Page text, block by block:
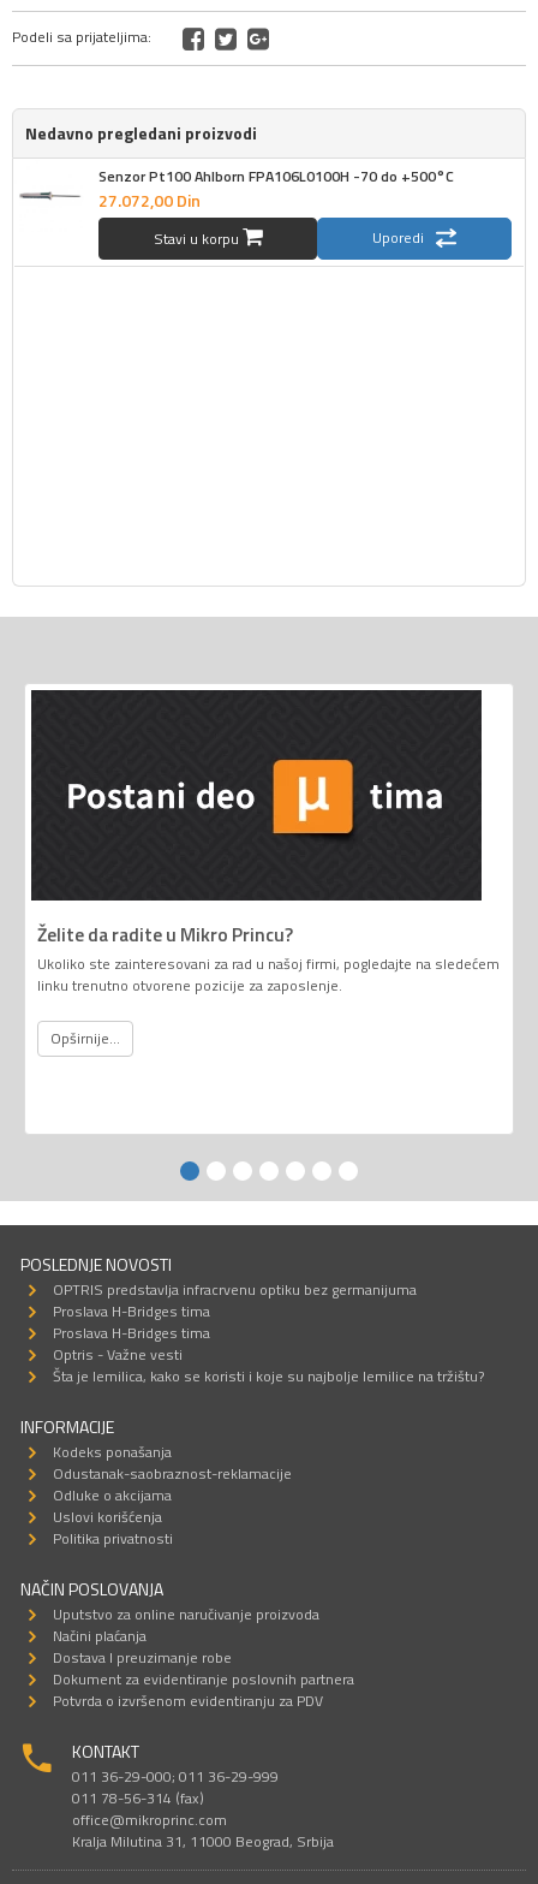
Podeli sa prijateljima:
Nedavno pregledani proizvodi
Senzor Pt100 Ahlborn FPA106L0100H -70 do +500°C
27.072,00Din
Stavi u korpu Uporedi
Želite da radite u Mikro Princu?
Ukoliko ste zainteresovani za rad u našoj firmi, pogledajte na sledećem
linku trenutno otvorene pozicije za zaposlenje.
Opširnije...
POSLEDNJE NOVOSTI
OPTRIS predstavlja infracrvenu optiku bez germanijuma
Proslava H-Bridges tima
Proslava H-Bridges tima
Optris - Važne vesti
Šta je lemilica, kako se koristi i koje su najbolje lemilice na tržištu?
INFORMACIJE
Kodeks ponašanja
Odustanak-saobraznost-reklamacije
Odluke o akcijama
Uslovi korišćenja
Politika privatnosti
NAČIN POSLOVANJA
Uputstvo za online naručivanje proizvoda
Načini plaćanja
Dostava I preuzimanje robe
Dokument za evidentiranje poslovnih partnera
Potvrda o izvršenom evidentiranju za PDV
KONTAKT
011 36-29-000; 011 36-29-999
011 78-56-314 (fax)
office@mikroprinc.com
Kralja Milutina 31, 11000 Beograd, Srbija